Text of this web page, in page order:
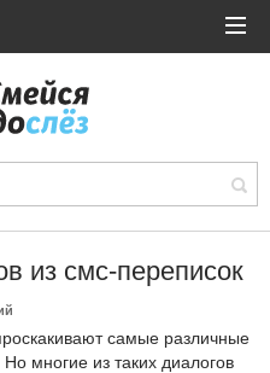
из смс-переписок
самые различные
многие из таких диалогов